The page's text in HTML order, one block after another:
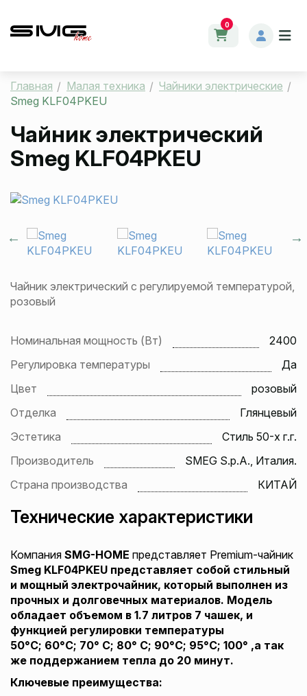
0
Главная Малая техника
Чайники электрические
Smeg KLF04PKEU
Чайник электрический
Smeg KLF04PKEU
Чайник электрический с регулируемой температурой,
розовый
Номинальная мощность (Вт)
2400
Регулировка температуры
Да
Цвет
розовый
Отделка
Глянцевый
Эстетика
Стиль 50-х г.г.
Производитель
SMEG S.p.A., Италия.
Страна производства
КИТАЙ
Технические характеристики
Компания SMG-HOME представляет Premium-чайник
Smeg KLF04PKEU представляет собой стильный
и мощный электрочайник, который выполнен из
прочных и долговечных материалов. Модель
обладает объемом в 1.7 литров 7 чашек, и
функцией регулировки температуры
50°C; 60°C; 70° C; 80° C; 90°C; 95°C; 100° ,а так
же поддержанием тепла до 20 минут.
Ключевые преимущества: